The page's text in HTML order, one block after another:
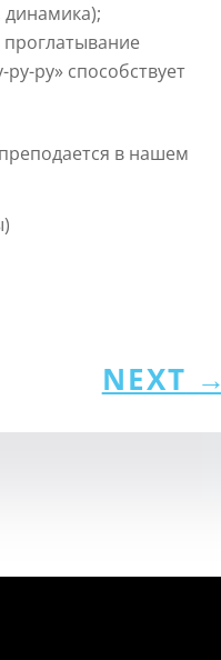
ру» способствует
в нашем
NEXT →